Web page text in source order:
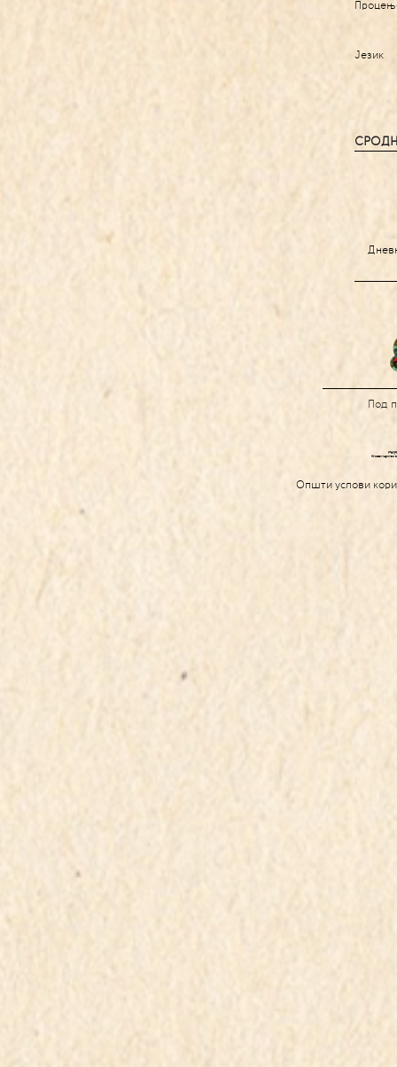
Језик
Под
Општи услови